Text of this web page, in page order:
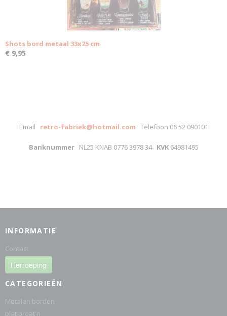
Shots bord metaal 33x25 cm
€ 9,95
Email retro-fabriek@hotmail.com Telefoon 06 52 090101
Banknummer NL25 KNAB 0776 3978 34 KVK64981495
INFORMATIE
Contact
Herroeping
CATEGORIEËN
Metalen borden
plat proat'n